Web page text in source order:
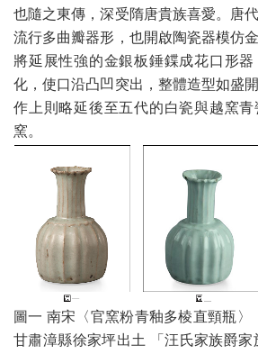
也隨之東傳，深受隋唐貴族喜愛。唐
流行多曲瓣器形，也開啟陶瓷器模仿
將延展性強的金銀板錘鍱成花口形
化，使口沿凸凹突出，整體造型如盛
作上則略延後至五代的白瓷與越窯
窯。
圖一 南宋〈官窯粉青釉多棱直頸瓶〉
甘肅漳縣徐家坪出土 「汪氏家族爵